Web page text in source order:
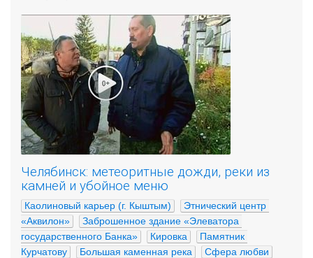
Челябинск: метеоритные дожди, реки из
камней и убойное меню
Каолиновый карьер (г. Кыштым)
Этнический центр
«Аквилон»
Заброшенное здание «Элеватора
государственного Банка»
Кировка
Памятник
Курчатову
Большая каменная река
Сфера любви